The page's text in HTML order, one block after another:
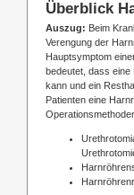
Überblick
Auszug: Beim
Verengung der
Hauptsymptom
bedeutet, dass eine
kann und ein
Patienten eine